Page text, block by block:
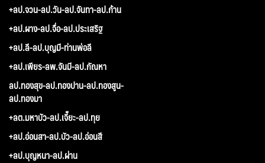
+ลป.จวน-ลป.วัน-ลป.จันทา-ลป.ก้าน
+ลป.ผาง-ลป.จื่อ-ลป.ประเสริฐ
+ลป.ลี-ลป.บุญมี-ท่านพ่อลี
+ลป.เพียร-ลพ.จันมี-ลป.กัณหา
ลป.ทองสุข-ลป.ทองปาน-ลป.ทองสูน-
ลป.ทองมา
+ลต.มหาบัว-ลป.เจี๊ยะ-ลป.ทุย
+ลป.อ่อนสา-ลป.บัว-ลป.อ่อนสี
+ลป.บุญหนา-ลป.ผ่าน